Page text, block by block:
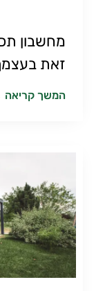
מחשבון
זאת
המשך קריאה